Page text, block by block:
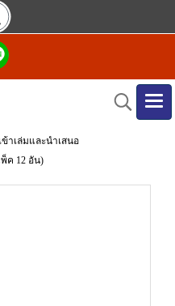
าเล่มและนำเสนอ
ค 12 อัน)